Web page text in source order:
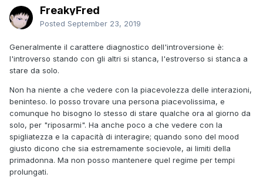
FreakyFred
Posted September 23, 2019
Generalmente il carattere diagnostico dell'introversione è:
l'introverso stando con gli altri si stanca, l'estroverso si stanca a
stare da solo.
Non ha niente a che vedere con la piacevolezza delle interazioni,
beninteso. Io posso trovare una persona piacevolissima, e
comunque ho bisogno lo stesso di stare qualche ora al giorno da
solo, per "riposarmi". Ha anche poco a che vedere con la
spigliatezza e la capacità di interagire; quando sono del mood
giusto dicono che sia estremamente socievole, ai limiti della
primadonna. Ma non posso mantenere quel regime per tempi
prolungati.